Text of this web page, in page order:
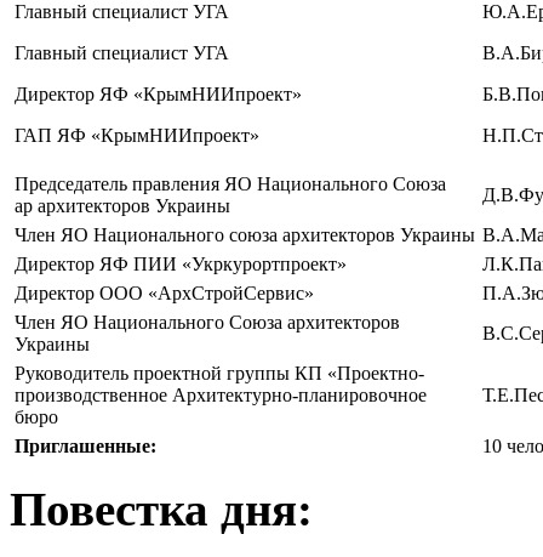
Главный специалист УГА
Главный специалист УГА
Директор ЯФ «КрымНИИпроект»
ГАП ЯФ «КрымНИИпроект»
Председатель правления ЯО Национального Союза
ар архитекторов Украины
Член ЯО Национального союза архитекторов Украины
Директор ЯФ ПИИ «Укркурортпроект»
Директор ООО «АрхСтройСервис»
Член ЯО Национального Союза архитекторов
Украины
Руководитель проектной группы КП «Проектно-
производственное Архитектурно-планировочное
бюро
Приглашенные: 10
Повестка дня: